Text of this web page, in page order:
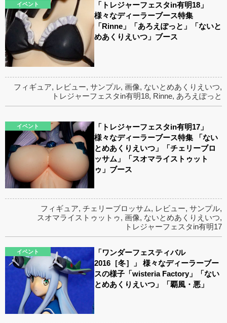
イベント
「トレジャーフェスタin有明18」
様々なディーラーブース特集
「Rinne」「あろえぽっと」「ないと
めあくりえいつ」ブース
フィギュア, レビュー, サンプル, 画像, ないとめあくりえいつ,
トレジャーフェスタin有明18, Rinne, あろえぽっと
イベント
「トレジャーフェスタin有明17」
様々なディーラーブース特集 「ない
とめあくりえいつ」「チェリーブロ
ッサム」「スオマライストゥット
ゥ」ブース
フィギュア, チェリーブロッサム, レビュー, サンプル,
スオマライストゥットゥ, 画像, ないとめあくりえいつ,
トレジャーフェスタin有明17
イベント
「ワンダーフェスティバル
2016［冬］」 様々なディーラーブー
スの様子「wisteria Factory」「ない
とめあくりえいつ」「覇風・悪」